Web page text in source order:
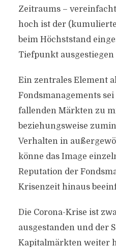
Zeitraums –
hoch ist der
beim Höchststand
Tiefpunkt ausgestiegen
Ein zentrales Element
Fondsmanagements
fallenden Märkten zu
beziehungsweise
Verhalten in
könne das Image
Reputation der
Krisenzeit hinaus
Die Corona-Krise ist
ausgestanden und der
Kapitalmärkten weiter